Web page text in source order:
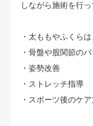
しながら施術を行っ
・太ももやふくら
・骨盤や股関節の
・姿勢改善
・ストレッチ指導
・スポーツ後のケ